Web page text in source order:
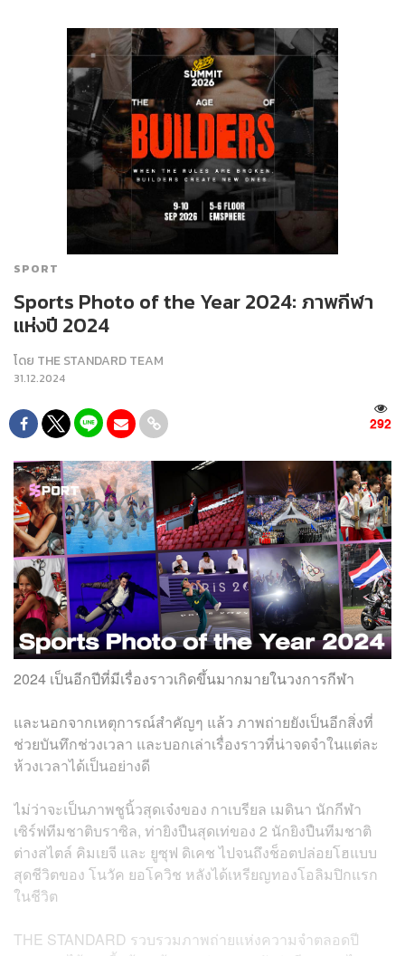
SPORT
Sports Photo of the Year 2024: ภาพกีฬา
แห่งปี 2024
โดย THE STANDARD TEAM
31.12.2024
292
2024 เป็นอีกปีที่มีเรื่องราวเกิดขึ้นมากมายในวงการกีฬา
และนอกจากเหตุการณ์สำคัญๆ แล้ว ภาพถ่ายยังเป็นอีกสิ่งที่
ช่วยบันทึกช่วงเวลา และบอกเล่าเรื่องราวที่น่าจดจำในแต่ละ
ห้วงเวลาได้เป็นอย่างดี
ไม่ว่าจะเป็นภาพชูนิ้วสุดเจ๋งของ กาเบรียล เมดินา นักกีฬา
เซิร์ฟทีมชาติบราซิล, ท่ายิงปืนสุดเท่ของ 2 นักยิงปืนทีมชาติ
ต่างสไตล์ คิมเยจี และ ยูซุฟ ดิเคช ไปจนถึงช็อตปล่อยโฮแบบ
สุดชีวิตของ โนวัค ยอโควิช หลังได้เหรียญทองโอลิมปิกแรก
ในชีวิต
THE STANDARD รวบรวมภาพถ่ายแห่งความจำตลอดปี